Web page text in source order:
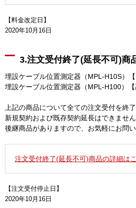
【料金改定日】
2020年10月16日
3.注文受付終了(延長不可)商
埋設ケーブル位置測定器（MPL-H10S）【
埋設ケーブル位置測定器（MPL-H100）【
上記の商品について全ての注文受付を終了
新規契約および既存契約延長はできません
後継商品がありますので、お気軽にお問い
注文受付終了(延長不可)商品の詳細は
【注文受付停止日】
2020年10月16日